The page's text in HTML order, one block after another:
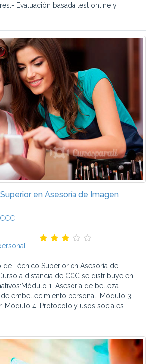
Evaluación basada test online y
en Asesoría de Imagen
de Técnico Superior en Asesoría de
a distancia de CCC se distribuye en
1. Asesoría de belleza.
embellecimiento personal. Módulo 3.
Módulo 4. Protocolo y usos sociales.